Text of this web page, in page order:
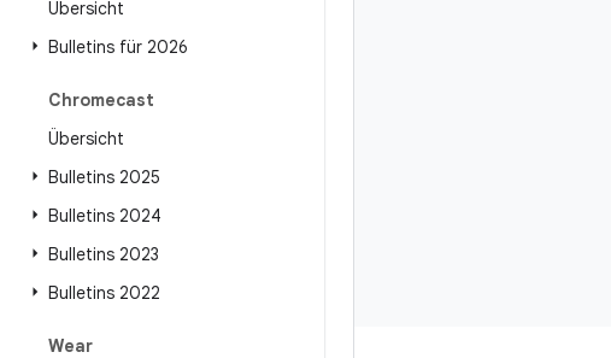
Übersicht
Bulletins für 2026
Chromecast
Übersicht
Bulletins 2025
Bulletins 2024
Bulletins 2023
Bulletins 2022
Wear